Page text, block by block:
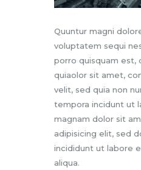
Quuntur magni
voluptatem sequi
porro quisquam est,
quiaolor sit amet,
velit, sed quia non
tempora incidunt ut
magnam dolor sit
adipisicing elit, sed
incididunt ut labore
aliqua.